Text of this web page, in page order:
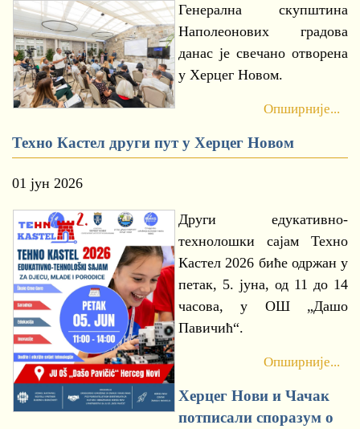
Генерална скупштина
Наполеонових градова
данас је свечано отворена
у Херцег Новом.
Опширније...
Техно Кастел други пут у Херцег Новом
01 јун 2026
Други едукативно-
технолошки сајам Техно
Кастел 2026 биће одржан у
петак, 5. јуна, од 11 до 14
часова, у ОШ „Дашо
Павичић“.
Опширније...
Херцег Нови и Чачак
потписали споразум о